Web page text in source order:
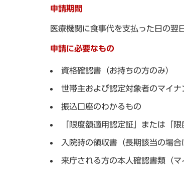
申請期間
医療機関に食事代を支払った日の翌
申請に必要なもの
資格確認書（お持ちの方のみ）
世帯主および認定対象者のマイ
振込口座のわかるもの
「限度額適用認定証」または「
入院時の領収書（長期該当の場
来庁される方の本人確認書類（マ